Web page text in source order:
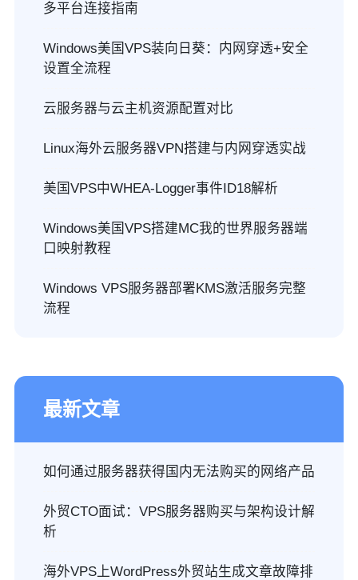
多平台连接指南
Windows美国VPS装向日葵：内网穿透+安全
设置全流程
云服务器与云主机资源配置对比
Linux海外云服务器VPN搭建与内网穿透实战
美国VPS中WHEA-Logger事件ID18解析
Windows美国VPS搭建MC我的世界服务器端
口映射教程
Windows VPS服务器部署KMS激活服务完整
流程
最新文章
如何通过服务器获得国内无法购买的网络产品
外贸CTO面试：VPS服务器购买与架构设计解
析
海外VPS上WordPress外贸站生成文章故障排